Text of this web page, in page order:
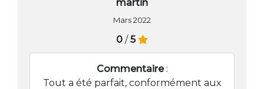
martin
Mars 2022
0 /5
Commentaire:
Tout a été parfait, conformément aux